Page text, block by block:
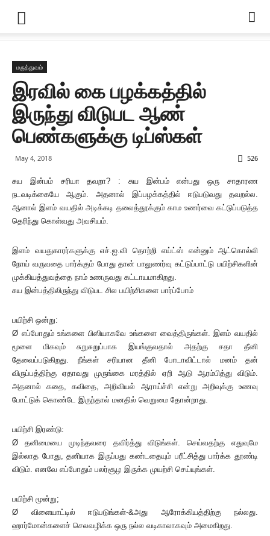
மருத்துவம்
இரவில் கை பழக்கத்தில்
இருந்து விடுபட ஆண்
பெண்களுக்கு டிப்ஸ்கள்
May 4, 2018 526
சுய இன்பம் சரியா தவறா? : சுய இன்பம் என்பது ஒரு சாதாரண
நடவடிக்கையே ஆகும். அதனால் இப்பழக்கத்தில் ஈடுபடுவது தவறல்ல.
ஆனால் இளம் வயதில் அடிக்கடி தலைத்தூக்கும் காம உணர்வை கட்டுப்படுத்த
தெரிந்து கொள்வது அவசியம்.
இளம் வயதுகாரர்களுக்கு எச்.ஐ.வி தொற்றி எய்ட்ஸ் என்னும் ஆட்கொல்லி
நோய் வருவதை பார்க்கும் போது தான் பாலுணர்வு கட்டுப்பாட்டு பயிற்சிகளின்
முக்கியத்துவத்தை நாம் உணருவது கட்டாயமாகிறது.
சுய இன்பத்திலிருந்து விடுபட சில பயிற்சிகளை பார்ப்போம்
பயிற்சி ஒன்று:
Ø எப்போதும் உங்களை பிஸியாகவே உங்களை வைத்திருங்கள். இளம் வயதில்
மூளை மிகவும் சுறுசுறுப்பாக இயங்குவதால் அதற்கு சதா தீனி
தேவைப்படுகிறது. நீங்கள் சரியான தீனி போடாவிட்டால் மனம் தன்
விருப்பத்திற்கு ஏதாவது முருங்கை மரத்தில் ஏறி ஆடு ஆரம்பித்து விடும்.
அதனால் கதை, கவிதை, அறிவியல் ஆராய்ச்சி என்று அறிவுக்கு உணவு
போட்டுக் கொண்டே இருந்தால் மனதில் வெறுமை தோன்றாது.
பயிற்சி இரண்டு:
Ø தனிமையை முடிந்தவரை தவிர்த்து விடுங்கள். செய்வதற்கு எதுவுமே
இல்லாத போது, தனியாக இருப்பது கண்டதையும் பரீட்சித்து பார்க்க தூண்டி
விடும். எனவே எப்போதும் பலர்சூழ இருக்க முயற்சி செய்யுங்கள்.
பயிற்சி மூன்று;
Ø விளையாட்டில் ஈடுபடுங்கள்-&அது ஆரோக்கியத்திற்கு நல்லது.
ஹார்மோன்களைச் செலவழிக்க ஒரு நல்ல வடிகாலாகவும் அமைகிறது.